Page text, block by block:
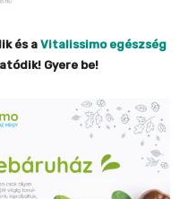
és a Vitalissimo egészség
Gyere be!